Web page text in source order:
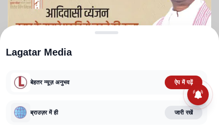
TERMS AND CONDITIONS
CORRECTIONS POLICY
FACT CHECKING POLICY
Lagatar Media
बेहतर न्यूज़ अनुभव ऐप में पढ़ें
ब्राउज़र में ही जारी रखें